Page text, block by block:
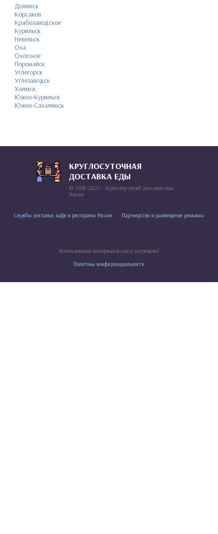
Долинск
Корсаков
Крабозаводское
Курильск
Невельск
Оха
Охотское
Поронайск
Углегорск
Углезаводск
Холмск
Южно-Курильск
Южно-Сахалинск
КРУГЛОСУТОЧНАЯ
ДОСТАВКА ЕДЫ
© 2018–2025 – Агрегатор служб доставки еды
России
Службы доставки, кафе и рестораны России Партнерство и размещение рекламы
Использование материалов сайта запрещено!
Политика конфиденциальности